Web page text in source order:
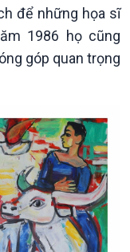
để những họa sĩ
1986 họ cũng
góp quan trọng